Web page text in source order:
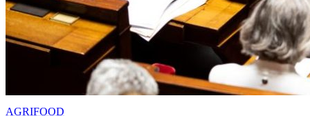
AGRIFOOD